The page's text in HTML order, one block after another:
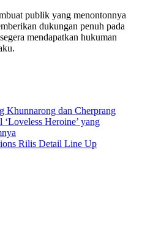
publik yang menontonnya
dukungan penuh pada
mendapatkan hukuman
Khunnarong dan Cherprang
Heroine’ yang
Rilis Detail Line Up